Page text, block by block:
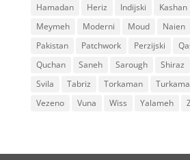
Hamadan
Heriz Indijski Kashan
Meymeh
Moderni Moud Naien
Pakistan
Patchwork Perzijski
Quchan
Saneh Sarough Shiraz
Svila
Tabriz Torkaman
Vezeno
Vuna Wiss Yalameh